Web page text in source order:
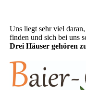
Uns liegt sehr viel
finden und sich bei uns
Drei Häuser gehören